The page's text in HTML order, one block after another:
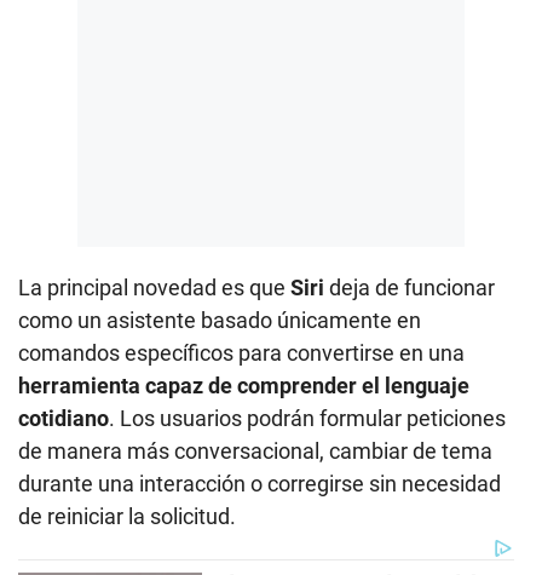
La principal novedad es que Siri deja de funcionar
como un asistente basado únicamente en
comandos específicos para convertirse en una
herramienta capaz de comprender el lenguaje
cotidiano. Los usuarios podrán formular peticiones
de manera más conversacional, cambiar de tema
durante una interacción o corregirse sin necesidad
de reiniciar la solicitud.